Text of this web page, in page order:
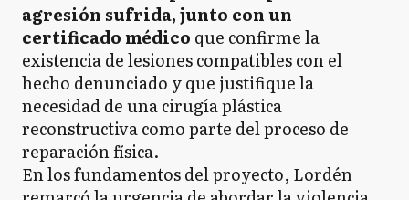
agresión sufrida, junto con un
certificado médico que confirme la
existencia de lesiones compatibles con el
hecho denunciado y que justifique la
necesidad de una cirugía plástica
reconstructiva como parte del proceso de
reparación física.
En los fundamentos del proyecto, Lordén